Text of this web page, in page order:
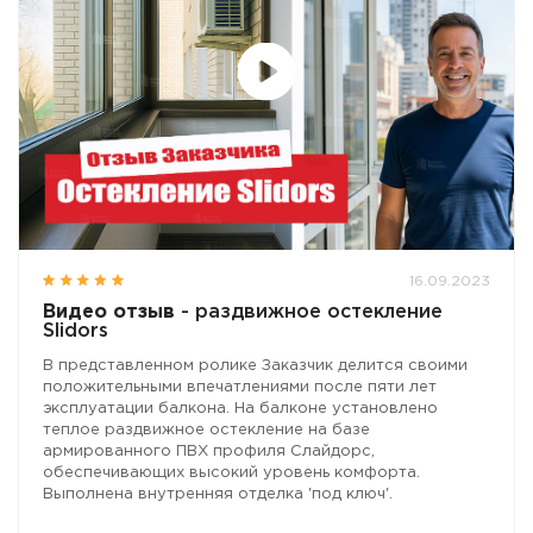
16.09.2023
Видео отзыв - раздвижное остекление
Slidors
В представленном ролике Заказчик делится своими
положительными впечатлениями после пяти лет
эксплуатации балкона. На балконе установлено
теплое раздвижное остекление на базе
армированного ПВХ профиля Слайдорс,
обеспечивающих высокий уровень комфорта.
Выполнена внутренняя отделка 'под ключ'.